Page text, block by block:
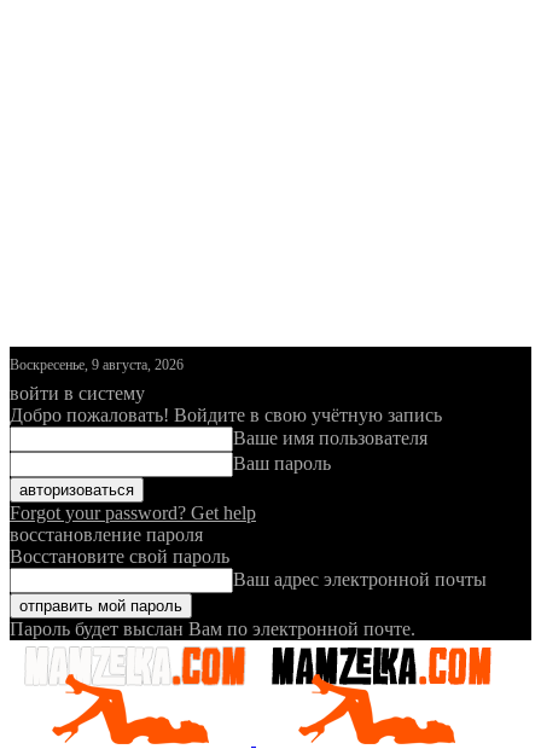
Воскресенье, 9 августа, 2026
войти в систему
Добро пожаловать! Войдите в свою учётную запись
Ваше имя пользователя
Ваш пароль
Forgot your password? Get help
восстановление пароля
Восстановите свой пароль
Ваш адрес электронной почты
Пароль будет выслан Вам по электронной почте.